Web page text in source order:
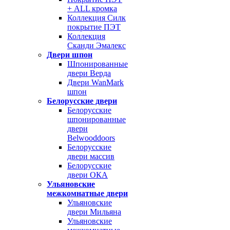
+ ALL кромка
Коллекция Силк
покрытие ПЭТ
Коллекция
Сканди Эмалекс
Двери шпон
Шпонированные
двери Верда
Двери WanMark
шпон
Белорусские двери
Белорусские
шпонированные
двери
Belwooddoors
Белорусские
двери массив
Белорусские
двери ОКА
Ульяновские
межкомнатные двери
Ульяновские
двери Мильяна
Ульяновские